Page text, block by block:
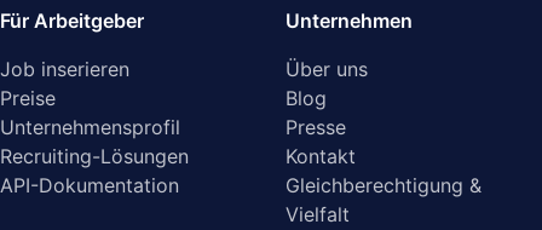
Für Arbeitgeber
Job inserieren
Preise
Unternehmensprofil
Recruiting-Lösungen
API-Dokumentation
Unternehmen
Über uns
Blog
Presse
Kontakt
Gleichberechtigung &
Vielfalt